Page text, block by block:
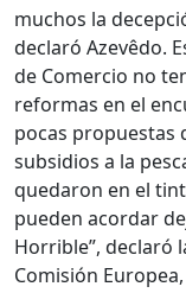
muchos la
declaró Azevêdo.
de Comercio no
reformas en el
pocas propuestas
subsidios a la
quedaron en el
pueden acordar
Horrible”, declaró
Comisión